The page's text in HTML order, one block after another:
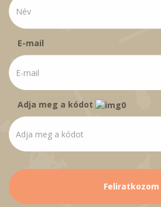
E-mail
Adja meg a kódot